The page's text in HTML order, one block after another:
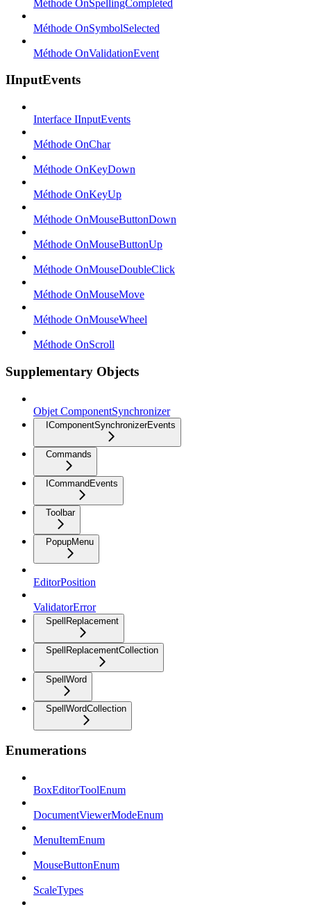
Méthode OnSpellingCompleted
Méthode OnSymbolSelected
Méthode OnValidationEvent
IInputEvents
Interface IInputEvents
Méthode OnChar
Méthode OnKeyDown
Méthode OnKeyUp
Méthode OnMouseButtonDown
Méthode OnMouseButtonUp
Méthode OnMouseDoubleClick
Méthode OnMouseMove
Méthode OnMouseWheel
Méthode OnScroll
Supplementary Objects
Objet ComponentSynchronizer
IComponentSynchronizerEvents
Commands
ICommandEvents
Toolbar
PopupMenu
EditorPosition
ValidatorError
SpellReplacement
SpellReplacementCollection
SpellWord
SpellWordCollection
Enumerations
BoxEditorToolEnum
DocumentViewerModeEnum
MenuItemEnum
MouseButtonEnum
ScaleTypes